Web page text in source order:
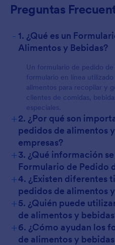
Preguntas
- 1. ¿Qué es un
Alimentos y Bebidas?
Un formulario de pedido
formulario en línea
alimentos para recopilar y
clientes de comidas,
especiales.
+2. ¿Por qué son
pedidos de alimentos
empresas?
+3. ¿Qué información
Formulario de Pedido
+4. ¿Existen diferentes
pedidos de alimentos
+5. ¿Quién puede
de alimentos y
+6. ¿Cómo ayudan los
de alimentos y